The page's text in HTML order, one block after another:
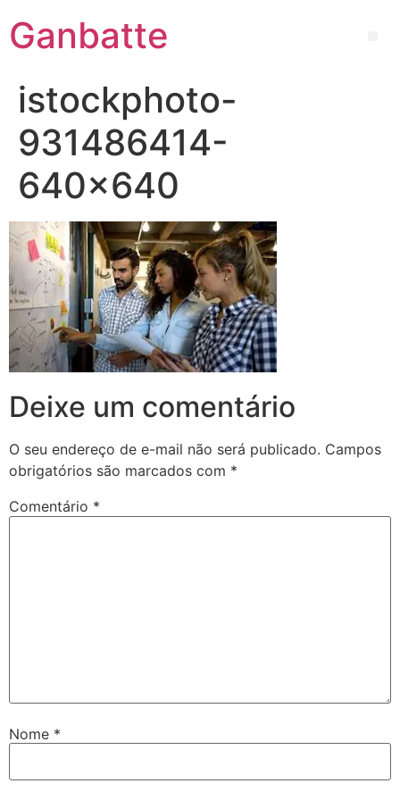
Ganbatte
istockphoto-
931486414-
640×640
Deixe um comentário
O seu endereço de e-mail não será publicado. Campos
obrigatórios são marcados com *
Comentário *
Nome *